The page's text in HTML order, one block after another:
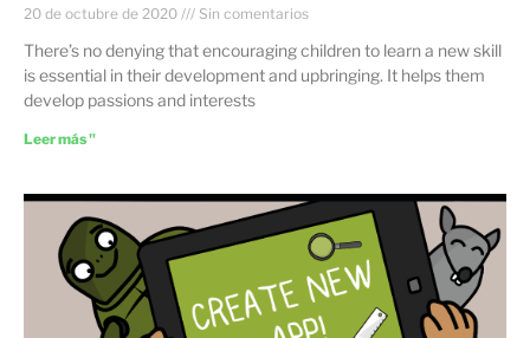
20 de octubre de 2020 Sin comentarios
There’s no denying that encouraging children to learn a new skill
is essential in their development and upbringing. It helps them
develop passions and interests
Leer más "